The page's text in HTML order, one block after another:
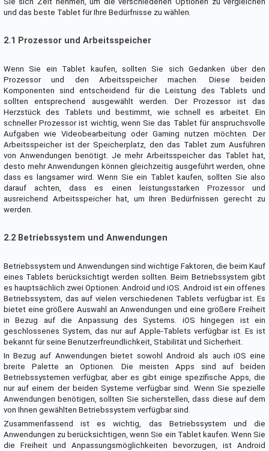
und das beste Tablet für Ihre Bedürfnisse zu wählen.
2.1 Prozessor und Arbeitsspeicher
Wenn Sie ein Tablet kaufen, sollten Sie sich Gedanken über den
Prozessor und den Arbeitsspeicher machen. Diese beiden
Komponenten sind entscheidend für die Leistung des Tablets und
sollten entsprechend ausgewählt werden. Der Prozessor ist das
Herzstück des Tablets und bestimmt, wie schnell es arbeitet. Ein
schneller Prozessor ist wichtig, wenn Sie das Tablet für anspruchsvolle
Aufgaben wie Videobearbeitung oder Gaming nutzen möchten. Der
Arbeitsspeicher ist der Speicherplatz, den das Tablet zum Ausführen
von Anwendungen benötigt. Je mehr Arbeitsspeicher das Tablet hat,
desto mehr Anwendungen können gleichzeitig ausgeführt werden, ohne
dass es langsamer wird. Wenn Sie ein Tablet kaufen, sollten Sie also
darauf achten, dass es einen leistungsstarken Prozessor und
ausreichend Arbeitsspeicher hat, um Ihren Bedürfnissen gerecht zu
werden.
2.2 Betriebssystem und Anwendungen
Betriebssystem und Anwendungen sind wichtige Faktoren, die beim Kauf
eines Tablets berücksichtigt werden sollten. Beim Betriebssystem gibt
es hauptsächlich zwei Optionen: Android und iOS. Android ist ein offenes
Betriebssystem, das auf vielen verschiedenen Tablets verfügbar ist. Es
bietet eine größere Auswahl an Anwendungen und eine größere Freiheit
in Bezug auf die Anpassung des Systems. iOS hingegen ist ein
geschlossenes System, das nur auf Apple-Tablets verfügbar ist. Es ist
bekannt für seine Benutzerfreundlichkeit, Stabilität und Sicherheit.
In Bezug auf Anwendungen bietet sowohl Android als auch iOS eine
breite Palette an Optionen. Die meisten Apps sind auf beiden
Betriebssystemen verfügbar, aber es gibt einige spezifische Apps, die
nur auf einem der beiden Systeme verfügbar sind. Wenn Sie spezielle
Anwendungen benötigen, sollten Sie sicherstellen, dass diese auf dem
von Ihnen gewählten Betriebssystem verfügbar sind.
Zusammenfassend ist es wichtig, das Betriebssystem und die
Anwendungen zu berücksichtigen, wenn Sie ein Tablet kaufen. Wenn Sie
die Freiheit und Anpassungsmöglichkeiten bevorzugen, ist Android